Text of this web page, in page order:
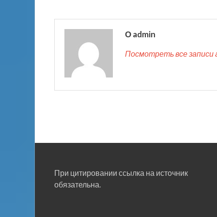
О admin
Посмотреть все записи
При цитировании ссылка на источник
обязательна.